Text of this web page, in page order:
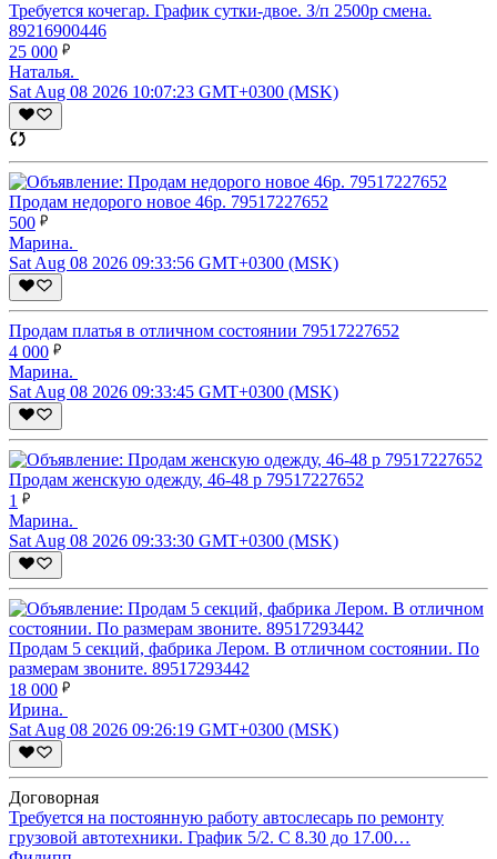
Требуется кочегар. График сутки-двое. З/п 2500р смена.
89216900446
25 000
Наталья.
Sat Aug 08 2026 10:07:23 GMT+0300 (MSK)
Продам недорого новое 46р. 79517227652
500
Марина.
Sat Aug 08 2026 09:33:56 GMT+0300 (MSK)
Продам платья в отличном состоянии 79517227652
4 000
Марина.
Sat Aug 08 2026 09:33:45 GMT+0300 (MSK)
Продам женскую одежду, 46-48 р 79517227652
1
Марина.
Sat Aug 08 2026 09:33:30 GMT+0300 (MSK)
Продам 5 секций, фабрика Лером. В отличном состоянии. По
размерам звоните. 89517293442
18 000
Ирина.
Sat Aug 08 2026 09:26:19 GMT+0300 (MSK)
Договорная
Требуется на постоянную работу автослесарь по ремонту
грузовой автотехники. График 5/2. C 8.30 до 17.00…